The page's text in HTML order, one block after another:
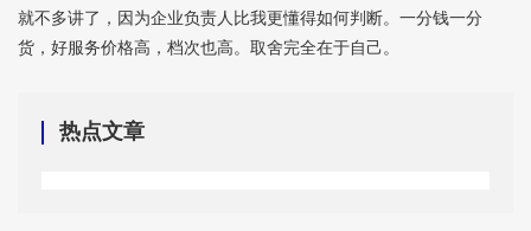
就不多讲了，因为企业负责人比我更懂得如何判断。一分钱一分
货，好服务价格高，档次也高。取舍完全在于自己。
热点文章